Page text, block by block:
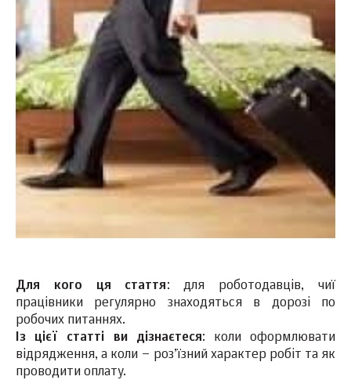
Для кого ця стаття: для роботодавців, чиї
працівники регулярно знаходяться в дорозі по
робочих питаннях.
Із цієї статті ви дізнаєтеся: коли оформлювати
відрядження, а коли – роз’їзний характер робіт та як
проводити оплату.